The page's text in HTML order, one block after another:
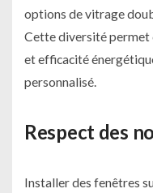
options de vitrage
Cette diversité permet
et efficacité
personnalisé.
Respect des
Installer des fenêtres